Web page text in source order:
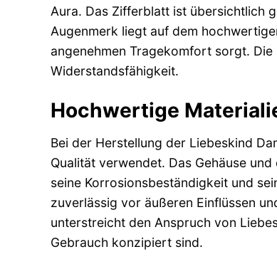
Aura. Das Zifferblatt ist übersichtlich
Augenmerk liegt auf dem
angenehmen Tragekomfort sorgt.
Widerstandsfähigkeit.
Hochwertige
Bei der Herstellung der Liebeskind
Qualität verwendet. Das Gehäuse
seine Korrosionsbeständigkeit und
zuverlässig vor äußeren Einflüssen
unterstreicht den Anspruch von
Gebrauch konzipiert sind.